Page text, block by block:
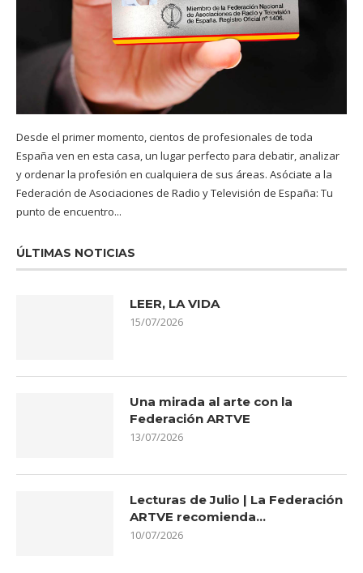
Desde el primer momento, cientos de profesionales de toda
España ven en esta casa, un lugar perfecto para debatir, analizar
y ordenar la profesión en cualquiera de sus áreas. Asóciate a la
Federación de Asociaciones de Radio y Televisión de España: Tu
punto de encuentro...
ÚLTIMAS NOTICIAS
LEER, LA VIDA
15/07/2026
Una mirada al arte con la
Federación ARTVE
13/07/2026
Lecturas de Julio | La Federación
ARTVE recomienda…
10/07/2026